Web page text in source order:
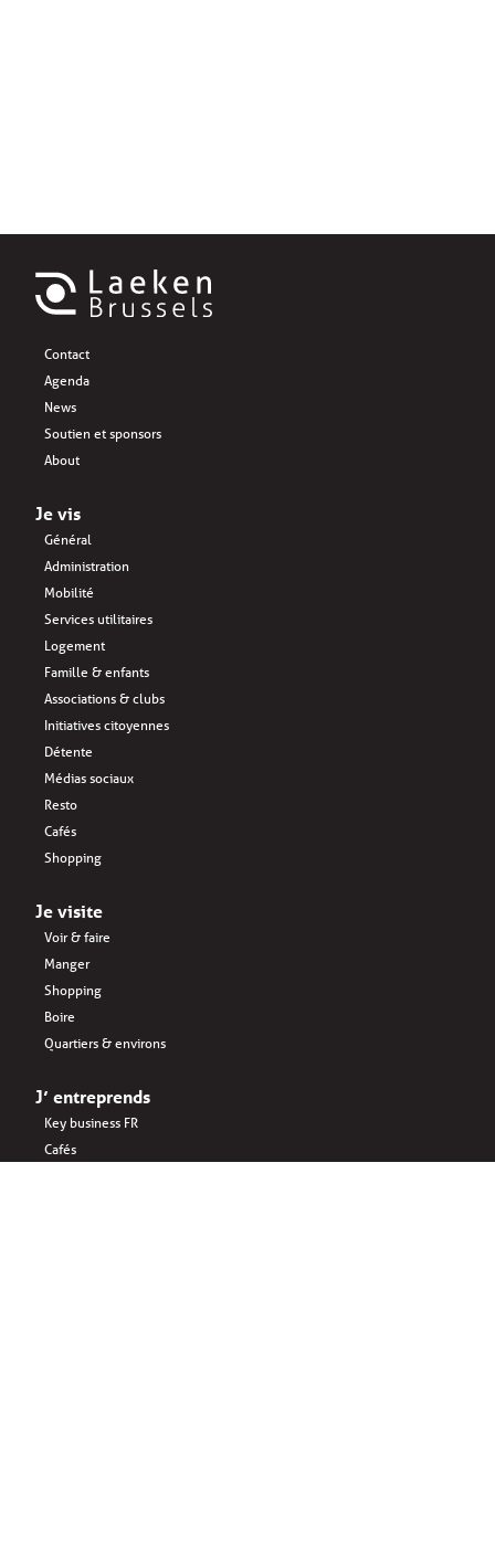
Contact
Agenda
News
Soutien et sponsors
About
Je vis
Général
Administration
Mobilité
Services utilitaires
Logement
Famille & enfants
Associations & clubs
Initiatives citoyennes
Détente
Médias sociaux
Resto
Cafés
Shopping
Je visite
Voir & faire
Manger
Shopping
Boire
Quartiers & environs
J’ entreprends
Key business FR
Cafés